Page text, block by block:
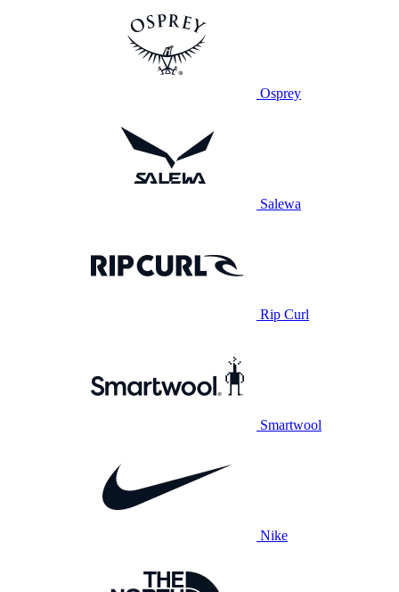
Osprey
Salewa
Rip Curl
Smartwool
Nike